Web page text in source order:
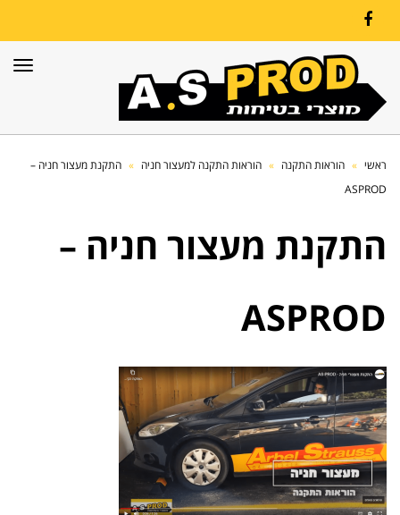
Facebook
ראשי » הוראות התקנה » הוראות התקנה למעצור חניה » התקנת מעצור חניה –
ASPROD
התקנת מעצור חניה –
ASPROD